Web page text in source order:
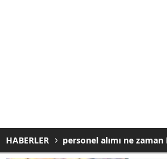
HABERLER personel alımı ne